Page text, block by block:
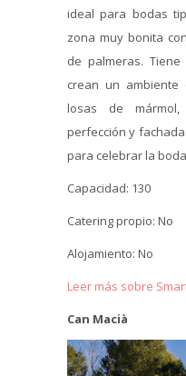
ideal para bodas
zona muy bonita
de palmeras.
crean un
losas de
perfección y
para celebrar la
Capacidad: 130
Catering propio: No
Alojamiento: No
Leer más sobre
Can Macià